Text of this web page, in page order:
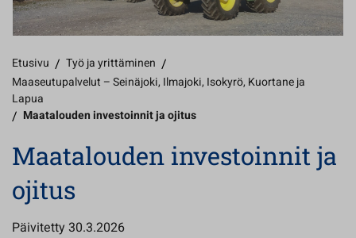
Etusivu / Työ ja yrittäminen /
Maaseutupalvelut – Seinäjoki, Ilmajoki, Isokyrö, Kuortane ja
Lapua
/ Maatalouden investoinnit ja ojitus
Maatalouden investoinnit ja
ojitus
Päivitetty 30.3.2026